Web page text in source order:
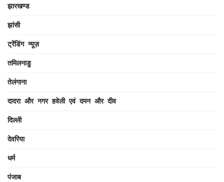
झारखण्ड
झांसी
ट्रेंडिंग न्यूज़
तमिलनाडु
तेलंगाना
दादरा और नगर हवेली एवं दमन और दीव
दिल्ली
देवरिया
धर्म
पंजाब